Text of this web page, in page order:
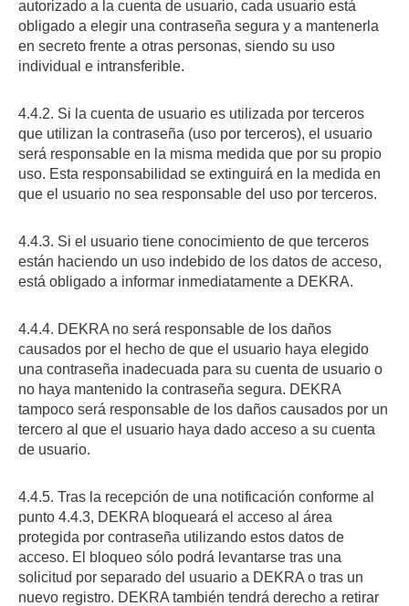
autorizado a la cuenta de usuario, cada usuario está
obligado a elegir una contraseña segura y a mantenerla
en secreto frente a otras personas, siendo su uso
individual e intransferible.
4.4.2. Si la cuenta de usuario es utilizada por terceros
que utilizan la contraseña (uso por terceros), el usuario
será responsable en la misma medida que por su propio
uso. Esta responsabilidad se extinguirá en la medida en
que el usuario no sea responsable del uso por terceros.
4.4.3. Si el usuario tiene conocimiento de que terceros
están haciendo un uso indebido de los datos de acceso,
está obligado a informar inmediatamente a DEKRA.
4.4.4. DEKRA no será responsable de los daños
causados por el hecho de que el usuario haya elegido
una contraseña inadecuada para su cuenta de usuario o
no haya mantenido la contraseña segura. DEKRA
tampoco será responsable de los daños causados por un
tercero al que el usuario haya dado acceso a su cuenta
de usuario.
4.4.5. Tras la recepción de una notificación conforme al
punto 4.4.3, DEKRA bloqueará el acceso al área
protegida por contraseña utilizando estos datos de
acceso. El bloqueo sólo podrá levantarse tras una
solicitud por separado del usuario a DEKRA o tras un
nuevo registro. DEKRA también tendrá derecho a retirar